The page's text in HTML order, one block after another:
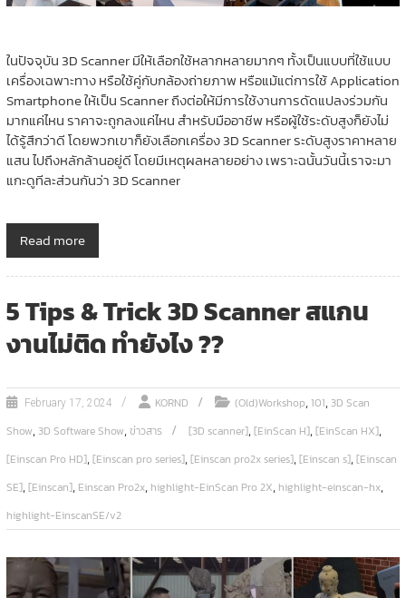
ในปัจจุบัน 3D Scanner มีให้เลือกใช้หลากหลายมากๆ ทั้งเป็นแบบที่ใช้แบบ
เครื่องเฉพาะทาง หรือใช้คู่กับกล้องถ่ายภาพ หรือแม้แต่การใช้ Application
Smartphone ให้เป็น Scanner ถึงต่อให้มีการใช้งานการดัดแปลงร่วมกัน
มากแค่ไหน ราคาจะถูกลงแค่ไหน สำหรับมืออาชีพ หรือผู้ใช้ระดับสูงก็ยังไม่
ได้รู้สึกว่าดี โดยพวกเขาก็ยังเลือกเครื่อง 3D Scanner ระดับสูงราคาหลาย
แสน ไปถึงหลักล้านอยู่ดี โดยมีเหตุผลหลายอย่าง เพราะฉนั้นวันนี้เราจะมา
แกะดูทีละส่วนกันว่า 3D Scanner
Read more
5 Tips & Trick 3D Scanner สแกน
งานไม่ติด ทำยังไง ??
February 17, 2024 KORND (Old)Workshop,101,3D Scan
Show,3D Software Show,ข่าวสาร [3D scanner],[EinScan H],[EinScan HX],
[Einscan Pro HD],[Einscan pro series],[Einscan pro2x series],[Einscan s],[Einscan
SE],[Einscan], Einscan Pro2x, highlight-EinScan Pro 2X, highlight-einscan-hx,
highlight-EinscanSE/v2